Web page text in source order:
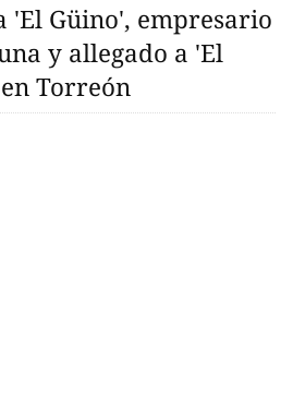
'El Güino', empresario
y allegado a 'El
Torreón